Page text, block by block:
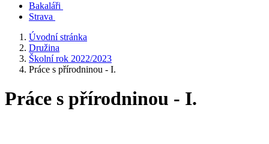
Bakaláři
Strava
Úvodní stránka
Družina
Školní rok 2022/2023
Práce s přírodninou - I.
Práce s přírodninou - I.